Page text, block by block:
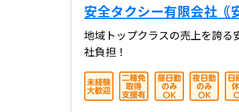
安全タクシー有限会社｟
地域トップクラスの売上を誇
社負担！